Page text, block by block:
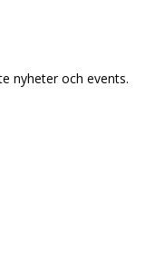
nyheter och events.